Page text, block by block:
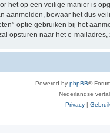
het op een veilige manier is
aanmelden, bewaar het dus
optie gebruiken bij het
opsturen naar het e-
Powered by phpBB®
Nederlandse
Privacy |